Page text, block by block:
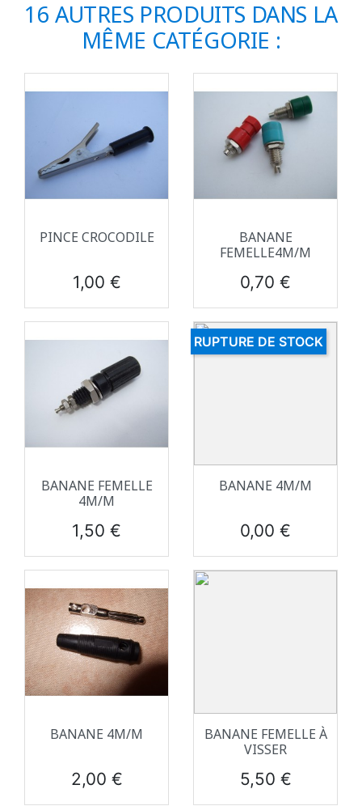
16 AUTRES PRODUITS DANS LA
MÊME CATÉGORIE :
PINCE CROCODILE
Prix
1,00 €
BANANE
FEMELLE4M/M
Prix
0,70 €
BANANE FEMELLE
4M/M
Prix
1,50 €
BANANE 4M/M
Prix
0,00 €
RUPTURE DE STOCK
BANANE 4M/M
Prix
2,00 €
BANANE FEMELLE À
VISSER
Prix
5,50 €